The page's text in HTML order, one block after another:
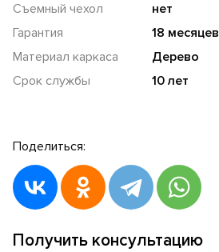
Съемный чехол
нет
Гарантия
18 месяцев
Материал каркаса
Дерево
Срок службы
10 лет
Поделиться:
Получить консультацию